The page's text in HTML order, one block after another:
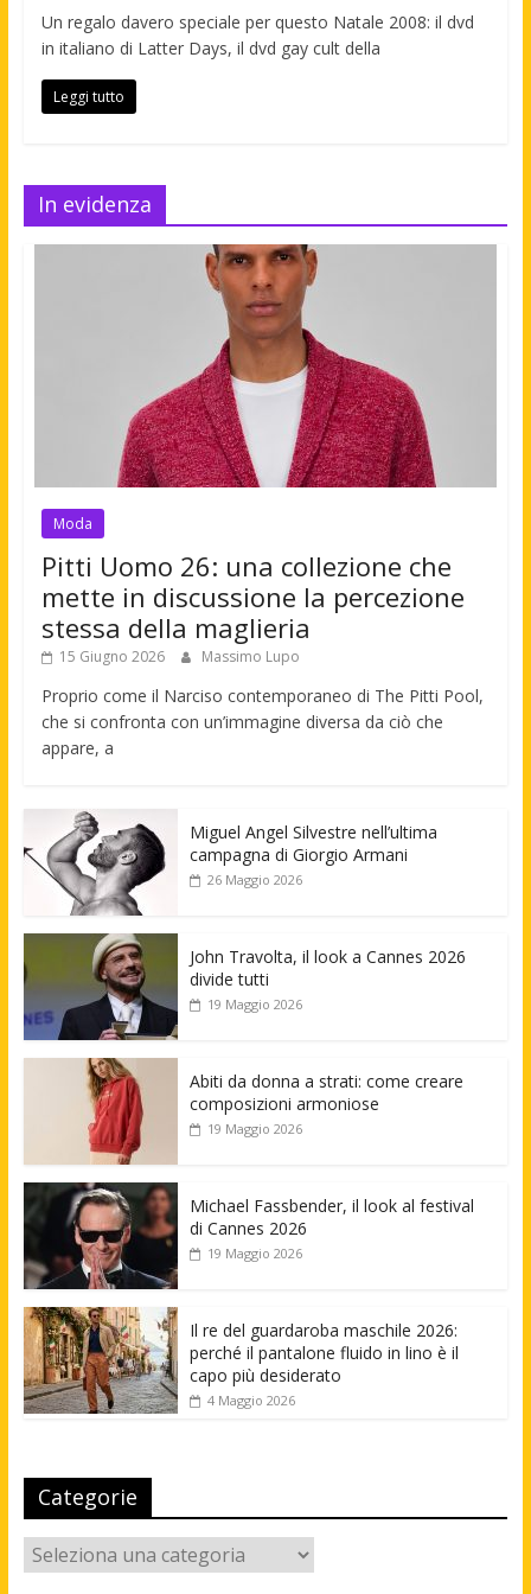
Un regalo davero speciale per questo Natale 2008: il dvd
in italiano di Latter Days, il dvd gay cult della
Leggi tutto
In evidenza
Moda
Pitti Uomo 26: una collezione che
mette in discussione la percezione
stessa della maglieria
15 Giugno 2026 Massimo Lupo
Proprio come il Narciso contemporaneo di The Pitti Pool,
che si confronta con un’immagine diversa da ciò che
appare, a
Miguel Angel Silvestre nell’ultima
campagna di Giorgio Armani
26 Maggio 2026
John Travolta, il look a Cannes 2026
divide tutti
19 Maggio 2026
Abiti da donna a strati: come creare
composizioni armoniose
19 Maggio 2026
Michael Fassbender, il look al festival
di Cannes 2026
19 Maggio 2026
Il re del guardaroba maschile 2026:
perché il pantalone fluido in lino è il
capo più desiderato
4 Maggio 2026
Categorie
Categorie